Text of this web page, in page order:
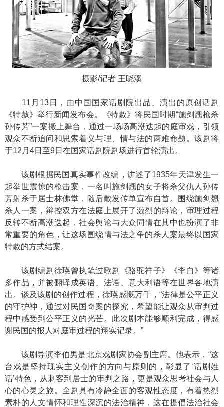
摄影/记者 王晓溪
11月13日，由中国国家话剧院出品、演出的原创话剧
《特赦》举行新闻发布会。《特赦》将民国时期“施剑翘枪杀
孙传芳”一案搬上舞台，通过一场场高潮迭起的庭审戏，引领
观众不断追问和思索着义与理、情与法的两难命题。该剧将
于12月4日至9日在国家话剧院剧场进行首轮演出。
该剧根据民国真实事件改编，讲述了1935年天津发生一
起举世震惊的枪击案，一名叫施剑翘的女子将杀父仇人孙传
芳射杀于居士林佛堂，随后散发传单宣布自首。围绕施剑翘
杀人一案，辩控双方在法庭上展开了激烈的辩论，审理过程
反转不断高潮迭起，社会舆论与大众同情在其中也扮演了非
常重要的角色，让这场围绕情与法之争的杀人案最终以国家
特赦的方式结案。
该剧编剧徐瑛曾执笔过歌剧《骆驼祥子》《李白》等诸
多作品，并被翻译成英语、法语、意大利语等在世界各地演
出。谈及该剧的创作过程，徐瑛感慨万千，“法律是公平正义
的守护神，通过对民国奇案的探究，希望能让观众从审判过
程中感受到公平正义的光芒。此次剧本能够顺利完成，得感
谢民国的报人对庭审过程的翔实记录。”
该剧导演李伯男是北京戏剧家协会副主席。他表示，“这
台戏是坚持现实主义创作的方向与原则的，彰显了‘话剧姓
话’特色，从刺客到居士的审判之路，更是观众思考社会与人
心的心灵之旅。全剧具有冷静全面的客观性态度，有着热烈
素朴的人文情怀和理性深沉的法治精神，这在提倡法治社会